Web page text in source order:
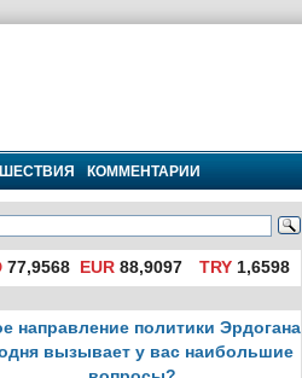
КОММЕНТАРИИ
77,9568 EUR 88,9097 TRY1,6598
направление политики Эрдогана
вызывает у вас наибольшие